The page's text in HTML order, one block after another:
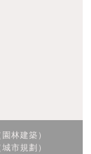
林建築）
市規劃）